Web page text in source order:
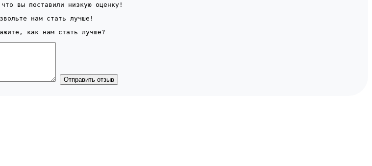
вы поставили низкую оценку!
нам стать лучше!
как нам стать лучше?
Отправить отзыв